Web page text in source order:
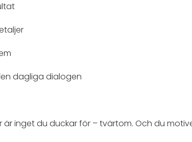
dagliga dialogen
är inget du duckar för – tvärtom. Och du